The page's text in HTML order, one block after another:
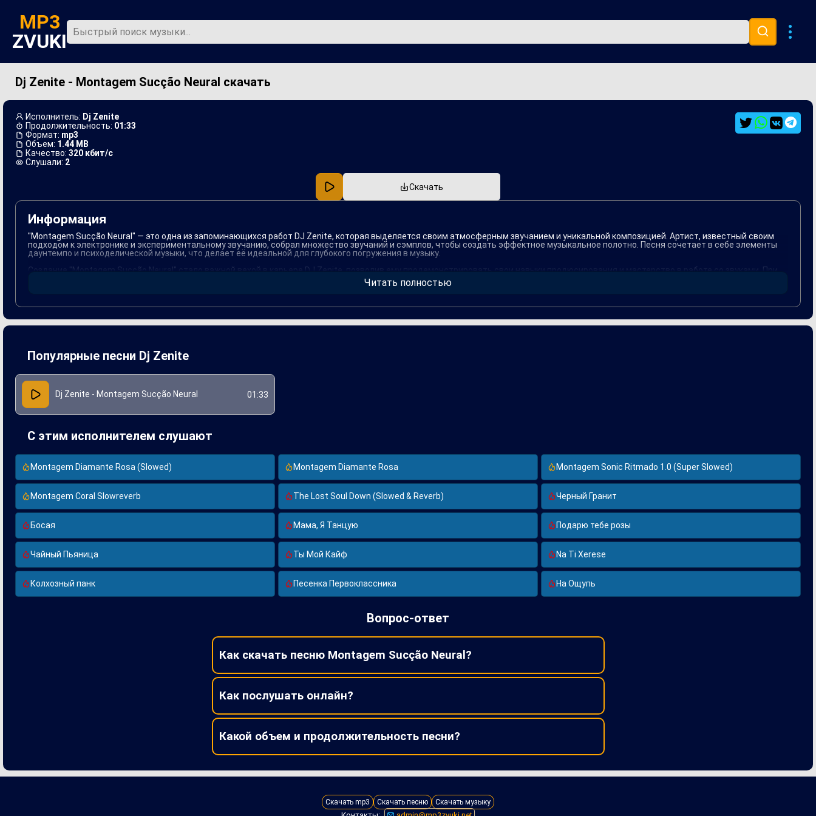
MP3
ZVUKI
Главная Новинки
Dj Zenite - Montagem Sucção Neural скачать
Исполнитель: Dj Zenite
Продолжительность: 01:33
Формат: mp3
Объем: 1.44 MB
Качество: 320 кбит/с
Слушали: 2
Скачать
Информация
"Montagem Sucção Neural" — это одна из запоминающихся работ DJ Zenite, которая выделяется своим атмосферным звучанием и уникальной композицией. Артист, известный своим
подходом к электронике и экспериментальному звучанию, собрал множество звучаний и сэмплов, чтобы создать эффектное музыкальное полотно. Песня сочетает в себе элементы
даунтемпо и психоделической музыки, что делает её идеальной для глубокого погружения в музыку.
Создание "Montagem Sucção Neural" стало важной вехой в карьере DJ Zenite, позволив ему продемонстрировать свои навыки продюсирования и мастерство в работе со звуками. При
записи композиции он вдохновлялся как современными музыкальными течениями, так и классическими стилями, что позволило ему создать произведение, которое легко
воспринимается слушателями и вызывает эмоциональный отклик. Эта песня внушает атмосферу медиативности и внутреннего поиска, что делает её особенно актуальной в
Читать полностью
Популярные песни Dj Zenite
Dj Zenite - Montagem Sucção Neural 01:33
С этим исполнителем слушают
Montagem Diamante Rosa (Slowed) Montagem Diamante Rosa Montagem Sonic Ritmado 1.0 (Super Slowed)
Montagem Coral Slowreverb The Lost Soul Down (Slowed & Reverb) Черный Гранит
Босая Мама, Я Танцую Подарю тебе розы
Чайный Пьяница Ты Мой Кайф Na Ti Xerese
Колхозный панк Песенка Первоклассника На Ощупь
Вопрос-ответ
Как скачать песню Montagem Sucção Neural?
Как послушать онлайн?
Какой объем и продолжительность песни?
Скачать mp3 Скачать песню Скачать музыку